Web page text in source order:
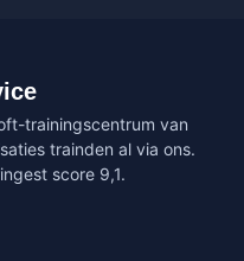
trainingscentrum van
trainden al via ons.
score 9,1.